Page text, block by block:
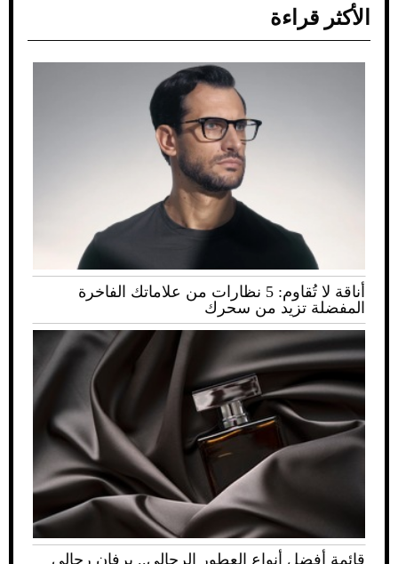
الأكثر قراءة
أناقة لا تُقاوم: 5 نظارات من علاماتك الفاخرة
المفضلة تزيد من سحرك
قائمة أفضل أنواع العطور الرجالي.. برفان رجالي